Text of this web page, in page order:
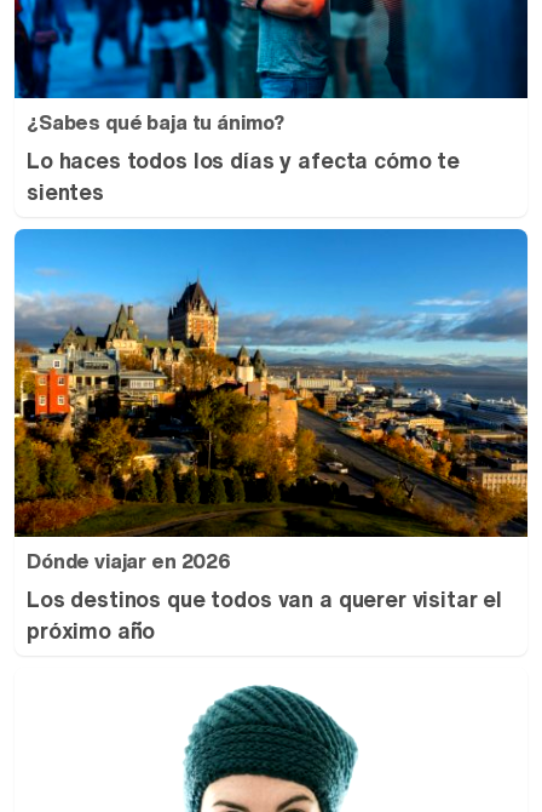
¿Sabes qué baja tu ánimo?
Lo haces todos los días y afecta cómo te
sientes
Dónde viajar en 2026
Los destinos que todos van a querer visitar el
próximo año